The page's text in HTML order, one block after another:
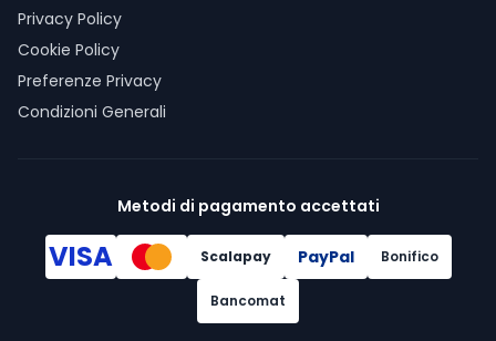
Privacy Policy
Cookie Policy
Preferenze Privacy
Condizioni Generali
Metodi di pagamento accettati
VISA Scalapay PayPal Bonifico
Bancomat